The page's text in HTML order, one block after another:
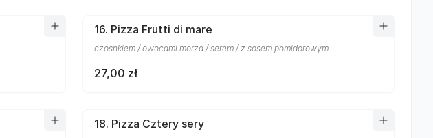
16. Pizza Frutti di mare
czosnkiem / owocami morza / serem / z sosem pomidorowym
27,00 zł
18. Pizza Cztery sery